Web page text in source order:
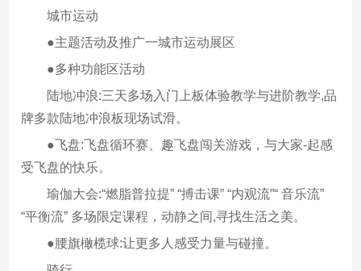
城市运动
●主题活动及推广一城市运动展区
●多种功能区活动
陆地冲浪:三天多场入门上板体验教学与进阶教学,品
牌多款陆地冲浪板现场试滑。
●飞盘:飞盘循环赛、趣飞盘闯关游戏，与大家-起感
受飞盘的快乐。
瑜伽大会:“燃脂普拉提” “搏击课” “内观流”“ 音乐流”
“平衡流” 多场限定课程，动静之间,寻找生活之美。
●腰旗橄榄球:让更多人感受力量与碰撞。